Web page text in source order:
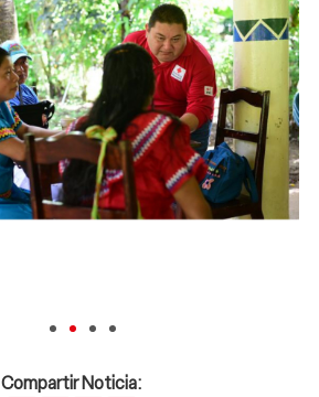
Compartir Noticia: